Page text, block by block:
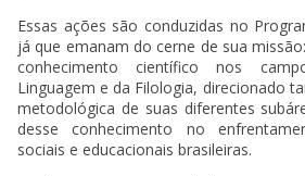
Essas ações são conduzidas no
já que emanam do cerne de sua
conhecimento científico nos
Linguagem e da Filologia, direcionado
metodológica de suas diferentes
desse conhecimento no
sociais e educacionais brasileiras.